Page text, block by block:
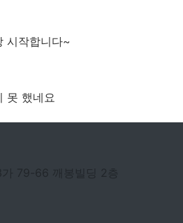
시작합니다~
못 했네요
79-66 깨봉빌딩 2층